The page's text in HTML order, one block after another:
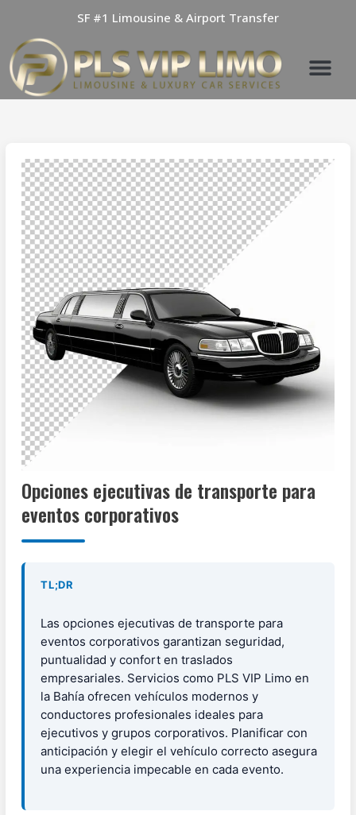
content
SF #1 Limousine & Airport Transfer
Opciones ejecutivas de transporte para
eventos corporativos
TL;DR
Las opciones ejecutivas de transporte para
eventos corporativos garantizan seguridad,
puntualidad y confort en traslados
empresariales. Servicios como PLS VIP Limo en
la Bahía ofrecen vehículos modernos y
conductores profesionales ideales para
ejecutivos y grupos corporativos. Planificar con
anticipación y elegir el vehículo correcto asegura
una experiencia impecable en cada evento.